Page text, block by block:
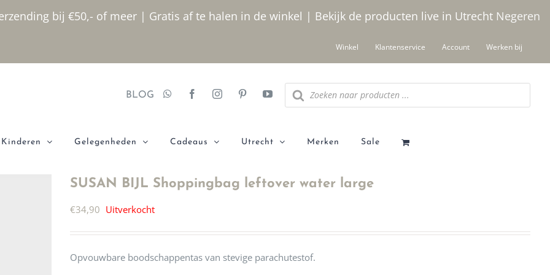
bij €50,- of meer | Gratis af te halen in de winkel | Bekijk de producten live in Utrecht Negeren
Winkel Klantenservice Account Werken bij
BLOG
Producten
zoeken
Kinderen Gelegenheden Cadeaus Utrecht Merken Sale
SUSAN BIJL Shoppingbag leftover water large
€34,90 Uitverkocht
Opvouwbare boodschappentas van stevige parachutestof.